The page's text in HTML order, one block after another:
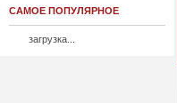
САМОЕ ПОПУЛЯРНОЕ
загрузка...